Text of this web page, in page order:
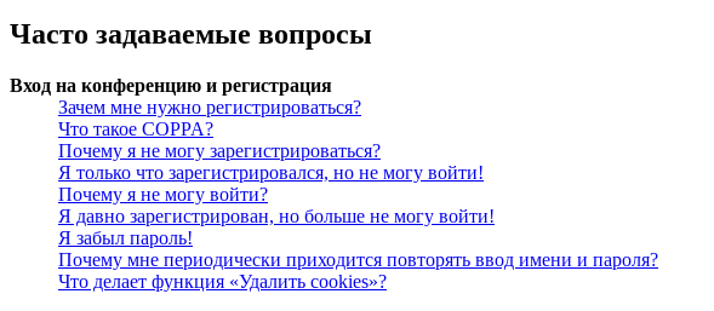
Часто задаваемые вопросы
Вход на конференцию и регистрация
Зачем мне нужно регистрироваться?
Что такое COPPA?
Почему я не могу зарегистрироваться?
Я только что зарегистрировался, но не могу войти!
Почему я не могу войти?
Я давно зарегистрирован, но больше не могу войти!
Я забыл пароль!
Почему мне периодически приходится повторять ввод имени и пароля?
Что делает функция «Удалить cookies»?